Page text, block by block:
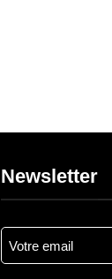
Newsletter
e-